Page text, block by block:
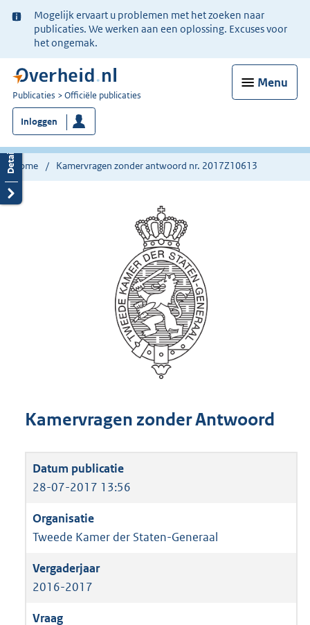
Ter
informatie:
Mogelijk ervaart u problemen met het zoeken naar
publicaties. We werken aan een oplossing. Excuses voor
het ongemak.
Menu
U
bent
nu
hier:
Publicaties Officiële publicaties
Inloggen
Home Kamervragen zonder antwoord nr. 2017Z10613
Kamervragen zonder Antwoord
28-07-2017 13:56
Tweede Kamer der Staten-Generaal
2016-2017